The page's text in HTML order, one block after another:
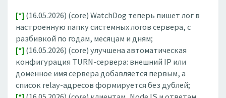
[*] (16.05.2026) (core) WatchDog теперь пишет лог в
настроенную папку системных логов сервера, с
разбивкой по годам, месяцам и дням;
[*] (16.05.2026) (core) улучшена автоматическая
конфигурация TURN-сервера: внешний IP или
доменное имя сервера добавляется первым, а
список relay-адресов формируется без дублей;